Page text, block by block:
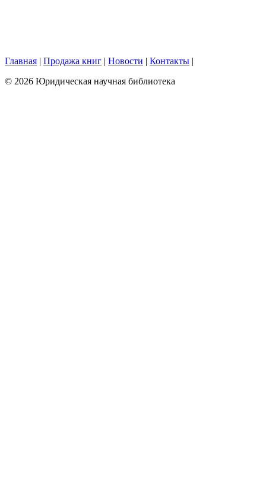
Главная | Продажа книг | Новости | Контакты |
© 2026 Юридическая научная библиотека